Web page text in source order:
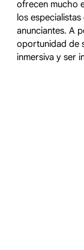
ofrecen mucho
los
anunciantes. A
oportunidad de
inmersiva y ser